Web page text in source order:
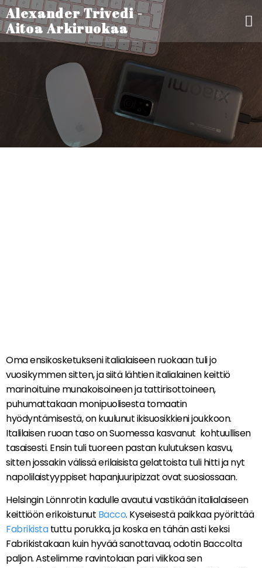
Alexander Trivedi -
Aitoa Arkiruokaa
Oma ensikosketukseni italialaiseen ruokaan tuli jo
vuosikymmen sitten, ja siitä lähtien italialainen keittiö
marinoituine munakoisoineen ja tattirisottoineen,
puhumattakaan monipuolisesta tomaatin
hyödyntämisestä, on kuulunut ikisuosikkieni joukkoon.
Italilaisen ruoan taso on Suomessa kasvanut kohtuullisen
tasaisesti. Ensin tuli tuoreen pastan kulutuksen kasvu,
sitten jossakin välissä erilaisista gelattoista tuli hitti ja nyt
napolilaistyyppiset hapanjuuripizzat ovat suosiossaan.
Helsingin Lönnrotin kadulle avautui vastikään italialaiseen
keittiöön erikoistunut Bacco. Kyseisestä paikkaa pyörittää
Fabrikistatuttu porukka, ja koska en tähän asti keksi
Fabrikistakaan kuin hyvää sanottavaa, odotin Baccolta
paljon. Astelimme ravintolaan pari viikkoa sen